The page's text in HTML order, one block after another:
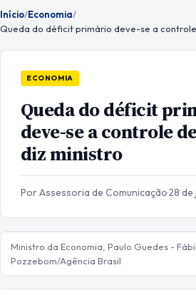
Início/Economia/
Queda do déficit primário deve-se a
ECONOMIA
Queda do déficit
deve-se a controle
diz ministro
Por Assessoria de Comunicação·28
Ministro da Economia, Paulo Guedes -
Pozzebom/Agência Brasil